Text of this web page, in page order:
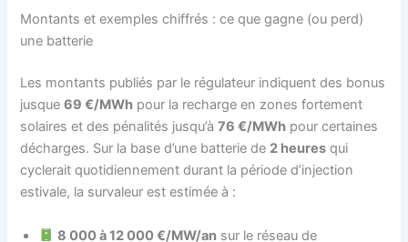
Montants et exemples chiffrés : ce que gagne (ou perd)
une batterie
Les montants publiés par le régulateur indiquent des bonus
jusque69 €/MWh pour la recharge en zones fortement
solaires et des pénalités jusqu’à76 €/MWh pour certaines
décharges. Sur la base d’une batterie de 2 heures qui
cyclerait quotidiennement durant la période d’injection
estivale, la survaleur est estimée à :
8 000 à 12 000 €/MW/an sur le réseau de